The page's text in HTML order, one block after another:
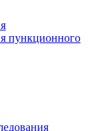
пункционного